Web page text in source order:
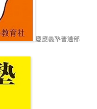
慶應義塾普通部